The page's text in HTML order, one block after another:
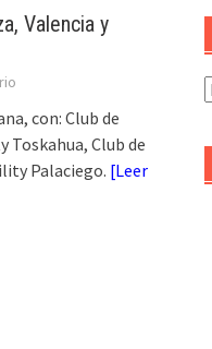
Valencia y
con: Club de
Toskahua, Club de
Palaciego. [Leer